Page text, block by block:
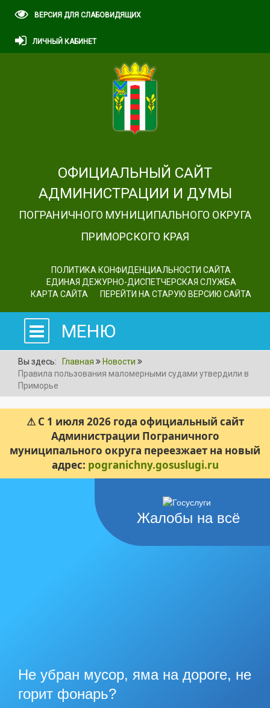
ВЕРСИЯ ДЛЯ СЛАБОВИДЯЩИХ
ЛИЧНЫЙ КАБИНЕТ
ОФИЦИАЛЬНЫЙ САЙТ
АДМИНИСТРАЦИИ И ДУМЫ
ПОГРАНИЧНОГО МУНИЦИПАЛЬНОГО ОКРУГА
ПРИМОРСКОГО КРАЯ
ПОЛИТИКА КОНФИДЕНЦИАЛЬНОСТИ САЙТА
ЕДИНАЯ ДЕЖУРНО-ДИСПЕТЧЕРСКАЯ СЛУЖБА
КАРТА САЙТА
ПЕРЕЙТИ НА СТАРУЮ ВЕРСИЮ САЙТА
МЕНЮ
Вы здесь: Главная
Новости
Правила пользования маломерными судами утвердили в
Приморье
⚠ С 1 июля 2026 года официальный сайт
Администрации Пограничного
муниципального округа переезжает на новый
адрес: pogranichny.gosuslugi.ru
Жалобы на всё
Не убран мусор, яма на дороге, не
горит фонарь?